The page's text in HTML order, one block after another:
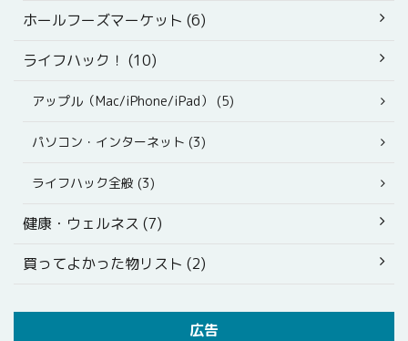
ホールフーズマーケット (6)
ライフハック！ (10)
アップル（Mac/iPhone/iPad） (5)
パソコン・インターネット (3)
ライフハック全般 (3)
健康・ウェルネス (7)
買ってよかった物リスト (2)
広告